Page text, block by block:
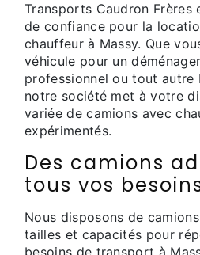
Transports Caudron
de confiance pour la
chauffeur à Massy. Que
véhicule pour un
professionnel ou tout autre
notre société met à votre
variée de camions avec
expérimentés.
Des camions
tous vos
Nous disposons de
tailles et capacités pour